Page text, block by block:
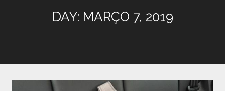
DAY: MARÇO 7, 2019